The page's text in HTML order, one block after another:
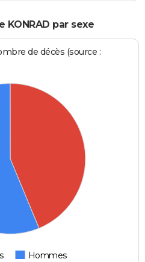
par sexe
de décès (source :
Hommes